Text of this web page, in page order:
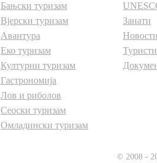
Бањски туризам
Вјерски туризам
Авантура
Еко туризам
Културни туризам
Гастрономија
Лов и риболов
Сеоски туризам
Омладински туризам
Занати
Новости
© 2008 -